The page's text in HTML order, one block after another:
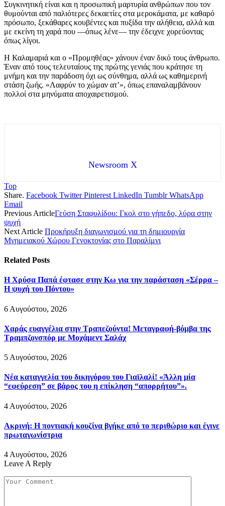
Συγκινητική είναι και η προσωπική μαρτυρία ανθρώπων που τον
θυμούνται από παλιότερες δεκαετίες στα μεροκάματα, με καθαρό
πρόσωπο, ξεκάθαρες κουβέντες και πυξίδα την αλήθεια, αλλά και
με εκείνη τη χαρά που —όπως λένε— την έδειχνε χορεύοντας
όπως λίγοι.
Η Καλαμαριά και ο «Προμηθέας» χάνουν έναν δικό τους άνθρωπο.
Έναν από τους τελευταίους της πρώτης γενιάς που κράτησε τη
μνήμη και την παράδοση όχι ως σύνθημα, αλλά ως καθημερινή
στάση ζωής. «Λαφρύν το χώμαν ατ’», όπως επαναλαμβάνουν
πολλοί στα μηνύματα αποχαιρετισμού.
Newsroom X
Top
Share. Facebook Twitter Pinterest LinkedIn Tumblr WhatsApp
Email
Previous ArticleΓεύση Σταφυλίδου: Γκολ στο γήπεδο, λύρα στην
ψυχή
Next Article Προκήρυξη διαγωνισμού για τη δημιουργία
Μνημειακού Χώρου Γενοκτονίας στο Παραλίμνι
Related Posts
Η Χρύσα Παπά έφτασε στην Κω για την παράσταση «Σέρρα –
Η ψυχή του Πόντου»
6 Αυγούστου, 2026
Χαράς ευαγγέλια στην Τραπεζούντα! Μεταγραφή-βόμβα της
Τραμπζονσπόρ με Μοχάμεντ Σαλάχ
5 Αυγούστου, 2026
Νέα καταγγελία του δικηγόρου του Γιαϊλαλί! «Άλλη μία
“εφεύρεση” σε βάρος του η επίκληση “απορρήτου”».
4 Αυγούστου, 2026
Ακρινή: Η ποντιακή κουζίνα βγήκε από το περιθώριο και έγινε
πρωταγωνίστρια
4 Αυγούστου, 2026
Leave A Reply